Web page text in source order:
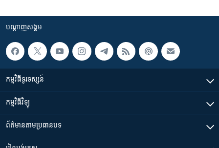
បណ្តាញ​សង្គម
កម្មវិធី​ទូរទស្សន៍
កម្មវិធី​វិទ្យុ
ព័ត៌មាន​តាមប្រធានបទ​